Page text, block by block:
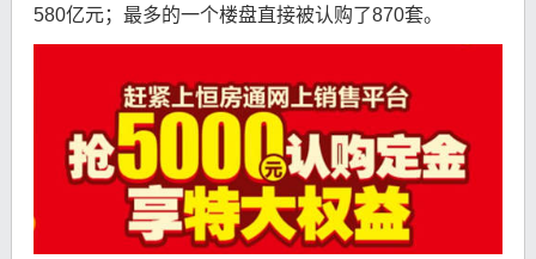
580亿元；最多的一个楼盘直接被认购了870套。